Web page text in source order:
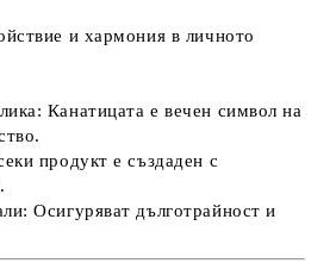
и хармония в личното
Канатицата е вечен символ на
продукт е създаден с
Осигуряват дълготрайност и